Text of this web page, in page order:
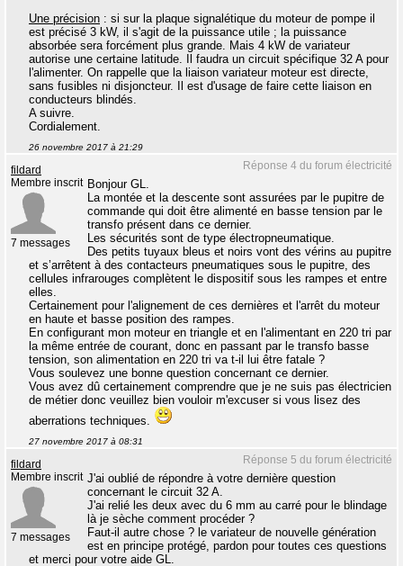
Une précision : si sur la plaque signalétique du moteur de pompe il
est précisé 3 kW, il s'agit de la puissance utile ; la puissance
absorbée sera forcément plus grande. Mais 4 kW de variateur
autorise une certaine latitude. Il faudra un circuit spécifique 32 A pour
l'alimenter. On rappelle que la liaison variateur moteur est directe,
sans fusibles ni disjoncteur. Il est d'usage de faire cette liaison en
conducteurs blindés.
A suivre.
Cordialement.
26 novembre 2017 à 21:29
Réponse 4 du forum électricité
fildard
Membre inscrit
7 messages
Bonjour GL.
La montée et la descente sont assurées par le pupitre de
commande qui doit être alimenté en basse tension par le
transfo présent dans ce dernier.
Les sécurités sont de type électropneumatique.
Des petits tuyaux bleus et noirs vont des vérins au pupitre
et s’arrêtent à des contacteurs pneumatiques sous le pupitre, des
cellules infrarouges complètent le dispositif sous les rampes et entre
elles.
Certainement pour l'alignement de ces dernières et l'arrêt du moteur
en haute et basse position des rampes.
En configurant mon moteur en triangle et en l'alimentant en 220 tri par
la même entrée de courant, donc en passant par le transfo basse
tension, son alimentation en 220 tri va t-il lui être fatale ?
Vous soulevez une bonne question concernant ce dernier.
Vous avez dû certainement comprendre que je ne suis pas électricien
de métier donc veuillez bien vouloir m'excuser si vous lisez des
aberrations techniques.
27 novembre 2017 à 08:31
Réponse 5 du forum électricité
fildard
Membre inscrit
7 messages
J'ai oublié de répondre à votre dernière question
concernant le circuit 32 A.
J'ai relié les deux avec du 6 mm au carré pour le blindage
là je sèche comment procéder ?
Faut-il autre chose ? le variateur de nouvelle génération
est en principe protégé, pardon pour toutes ces questions
et merci pour votre aide GL.